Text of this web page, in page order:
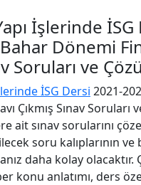
İşlerinde İSG
Dönemi
Soruları ve
İSG Dersi 2021-
Çıkmış Sınav Soruları
ait sınav sorularını
soru kalıplarının ve
daha kolay olacaktır.
konu anlatımı, ders